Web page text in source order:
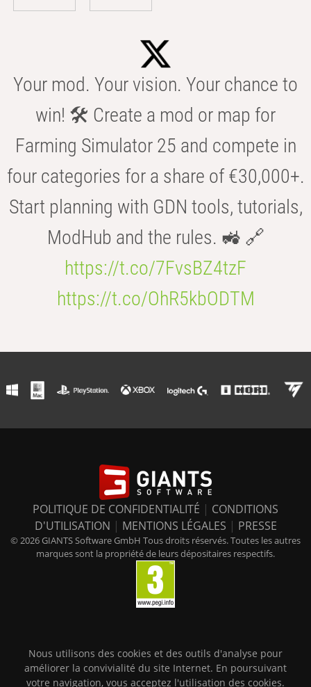
Your mod. Your vision. Your chance to
win! 🛠️ Create a mod or map for
Farming Simulator 25 and compete in
four categories for a share of €30,000+.
Start planning with GDN tools, tutorials,
ModHub and the rules. 🚜 🔗
https://t.co/7FvsBZ4tzF
https://t.co/OhR5kbODTM
POLITIQUE DE CONFIDENTIALITÉ | CONDITIONS
D'UTILISATION | MENTIONS LÉGALES | PRESSE
© 2026 GIANTS Software GmbH Tous droits réservés. Toutes les autres
marques sont la propriété de leurs dépositaires respectifs.
Nous utilisons des cookies et des outils d'analyse pour
améliorer la convivialité du site Internet. En poursuivant
votre navigation, vous acceptez l'utilisation des cookies.